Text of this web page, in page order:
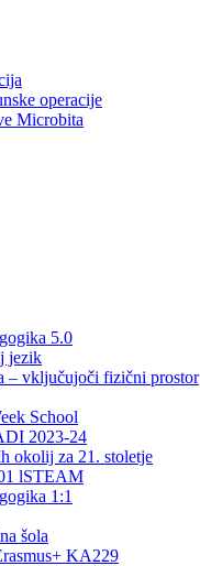
operacije
Microbita
5.0
jezik
– vključujoči fizični prostor
School
2023-24
okolij za 21. stoletje
lSTEAM
1:1
šola
KA229